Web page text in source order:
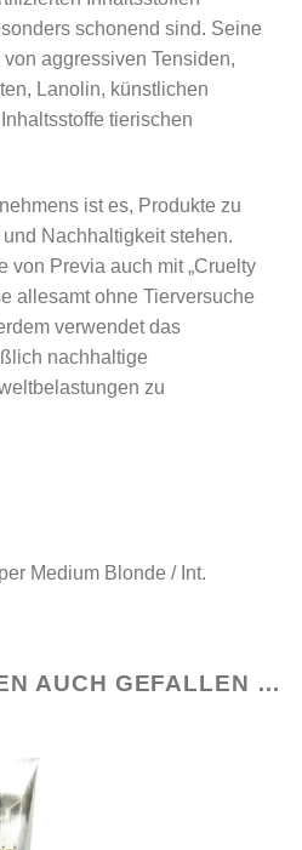
schonend sind. Seine
aggressiven Tensiden,
Lanolin, künstlichen
tierischen
ist es, Produkte zu
Nachhaltigkeit stehen.
von Previa auch mit „Cruelty
allesamt ohne Tierversuche
verwendet das
nachhaltige
zu
Medium Blonde / Int.
AUCH GEFALLEN …